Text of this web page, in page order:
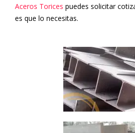
Aceros Torices puedes solicitar
es que lo necesitas.